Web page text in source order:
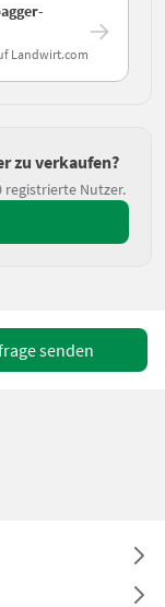
Landwirt.com
zu verkaufen?
registrierte Nutzer.
senden